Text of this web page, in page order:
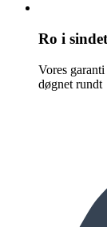
Ro i sindet
Vores
døgnet rundt